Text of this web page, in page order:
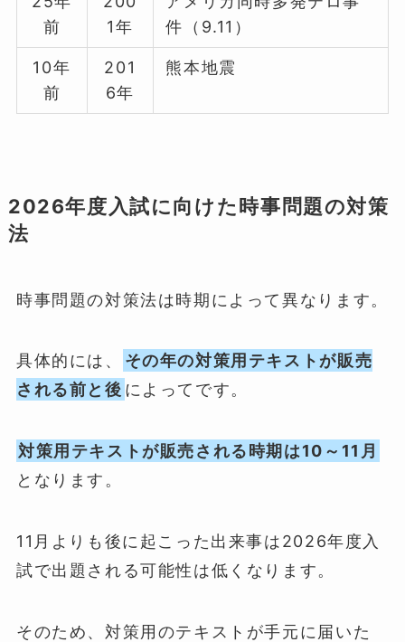
前
1年
件（9.11）
10年
前
201
6年
熊本地震
2026年度入試に向けた時事問題の対策
法
時事問題の対策法は時期によって異なります。
具体的には、
その年の対策用テキストが販売
される前と後 によってです。
対策用テキストが販売される時期は10～11月
となります。
11月よりも後に起こった出来事は2026年度入
試で出題される可能性は低くなります。
そのため、対策用のテキストが手元に届いた